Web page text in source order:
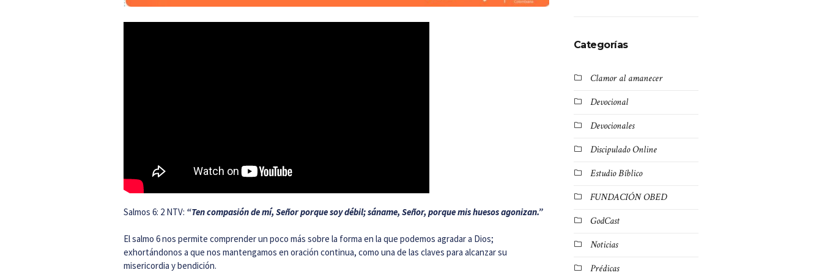
Salmos 6: 2 NTV: “Ten compasión de mí, Señor porque soy débil; sáname, Señor, porque mis huesos agonizan.”
El salmo 6 nos permite comprender un poco más sobre la forma en la que podemos agradar a Dios;
exhortándonos a que nos mantengamos en oración continua, como una de las claves para alcanzar su
misericordia y bendición.
Categorías
Clamor al amanecer
Devocional
Devocionales
Discipulado Online
Estudio Bíblico
FUNDACIÓN OBED
GodCast
Noticias
Prédicas